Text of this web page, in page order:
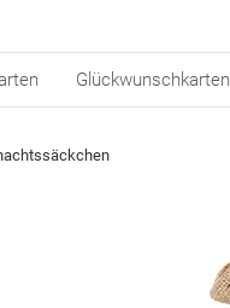
Glückwunschkarten